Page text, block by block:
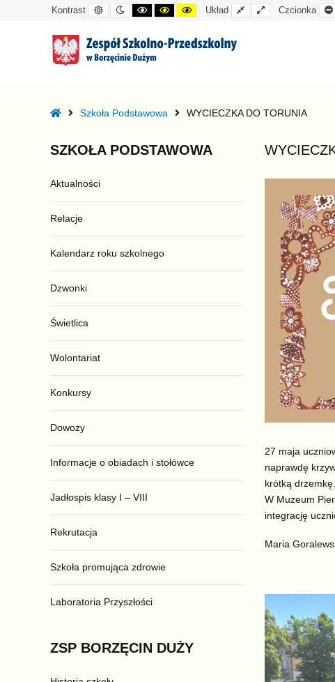
WYCIECZKA
Kontrast
Kontrast
domyślny
Tryb
nocny
Kontrast
czarno-
Kontrast
czarno-
Kontrast
żółto-
Układ
Układ
standardowy
Układ
szeroki
Czcionka
HomeSzkoła Podstawowa WYCIECZKA DO TORUNIA
27 maja
naprawdę
krótką drzemkę.
W Muzeum
integrację
Maria
SZKOŁA PODSTAWOWA
Aktualności
Relacje
Kalendarz roku szkolnego
Dzwonki
Świetlica
Wolontariat
Konkursy
Dowozy
Informacje o obiadach i stołówce
Jadłospis klasy I – VIII
Rekrutacja
Szkoła promująca zdrowie
Laboratoria Przyszłości
ZSP BORZĘCIN DUŻY